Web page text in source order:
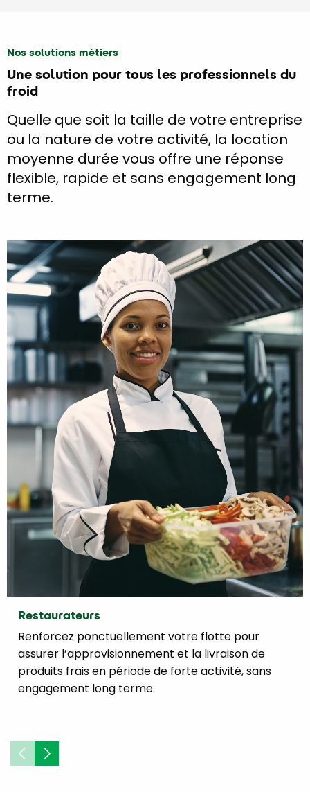
Nos solutions métiers
Une solution pour tous les professionnels du
froid
Quelle que soit la taille de votre entreprise
ou la nature de votre activité, la location
moyenne durée vous offre une réponse
flexible, rapide et sans engagement long
terme.
Restaurateurs
Renforcez ponctuellement votre flotte pour
assurer l’approvisionnement et la livraison de
produits frais en période de forte activité, sans
engagement long terme.